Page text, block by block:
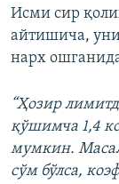
Исми сир
айтишича,
нарх
“Ҳозир
қўшимча 1,4
мумкин.
сўм бўлса,